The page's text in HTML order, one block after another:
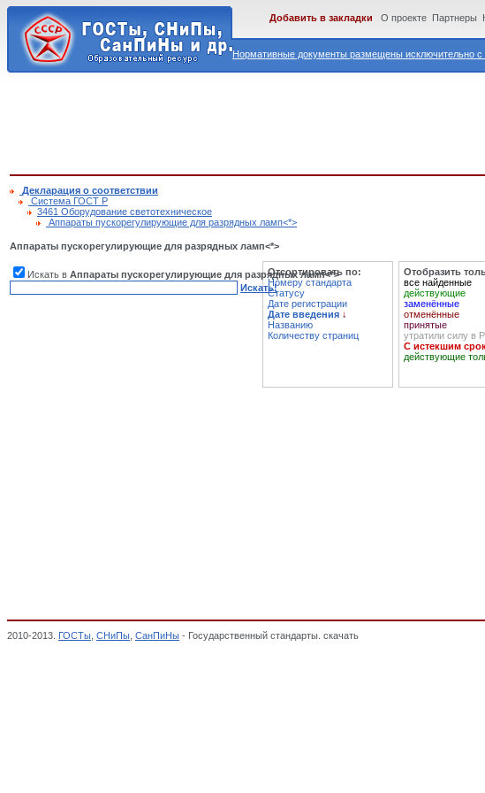
Нормативные документы размещены исключительно
Добавить в закладки О проекте Партнеры
Декларация о соответствии
Cистема ГОСТ Р
3461 Оборудование светотехническое
Аппараты пускорегулирующие для разрядных ламп<*>
Аппараты пускорегулирующие для разрядных ламп<*>
Искать в Аппараты пускорегулирующие для разрядных ламп<*>
Искать!
Отсортировать по:
Номеру стандарта
Статусу
Дате регистрации
Дате введения ↓
Названию
Количеству страниц
Отобразить
все найденные
действующие
заменённые
отменённые
принятые
утратили силу в
С истекшим
действующие
2010-2013. ГОСТы СНиПы СанПиНы - Государственный стандарты. скачать